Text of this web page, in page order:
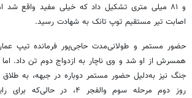
و ۸۱ میلی متری تشکیل داد که خیلی مفید واقع شد
اصابت تیر مستقیم توپ تانک به شهادت رسید.
حضور مستمر و طولانی‌مدت حاجی‌پور فرمانده تیپ
همسرش از او شد و وی ناچار به ازدواج دوم تن داد. اما
جنگ نیز به‌دلیل حضور مستمر دوباره در جبهه، به طلاق
روز دوم مرحله سوم والفجر ۴، در